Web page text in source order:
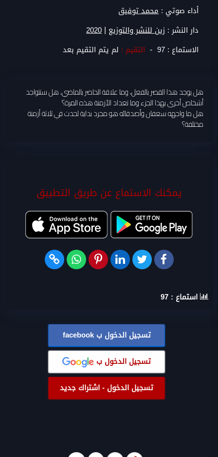
أداء صوتي :محمد توفيق
دار النشر :زين للنشر والتوزيع |
2020
الاستماع : 97
- التقيم : لم يتم التقيم بعد
هل يوجد هذا القصر بالفعل، وما علاقة الحاضر بالماضي، هل ستتواجد
أشخاص أخرى بهذا الجزء وما تعداد الأزمنة هذه المرة؟
هل ما واجهه سعفان وأصدقائه هو مجرد بداية لحدث في ثلاثة أزمنة
مختلفة؟
يمكنك الاستماع عن طريق التطبيق
استماع : 97
تسجيل الدخول بfacebook
تسجيل الدخول ب
تسجيل الدخول - اشتراك جديد